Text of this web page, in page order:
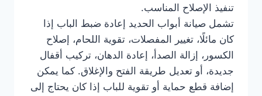
تنفيذ الإصلاح المناسب.
تشمل صيانة أبواب الحديد إعادة ضبط الباب إذا
كان مائلًا، تغيير المفصلات، تقوية اللحام، إصلاح
الكسور، إزالة الصدأ، إعادة الدهان، تركيب أقفال
جديدة، أو تعديل طريقة الفتح والإغلاق. كما يمكن
إضافة قطع حماية أو تقوية للباب إذا كان يحتاج إلى